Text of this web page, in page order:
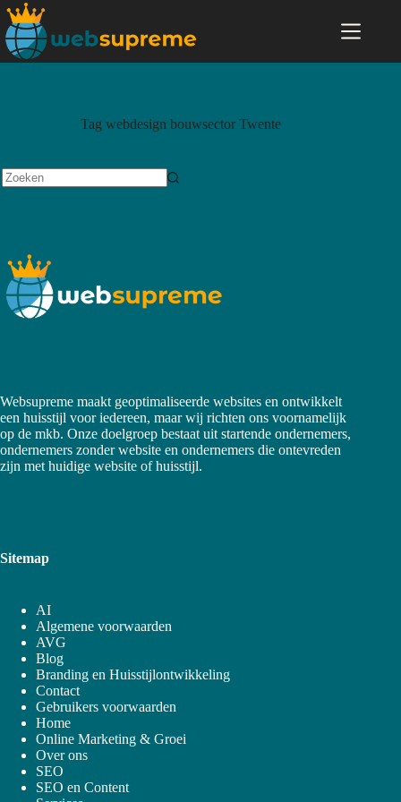
Tag webdesign bouwsector Twente
Websupreme maakt geoptimaliseerde websites en ontwikkelt
een huisstijl voor iedereen, maar wij richten ons voornamelijk
op de mkb. Onze doelgroep bestaat uit startende ondernemers,
ondernemers zonder website en ondernemers die ontevreden
zijn met huidige website of huisstijl.
Sitemap
AI
Algemene voorwaarden
AVG
Blog
Branding en Huisstijlontwikkeling
Contact
Gebruikers voorwaarden
Home
Online Marketing & Groei
Over ons
SEO
SEO en Content